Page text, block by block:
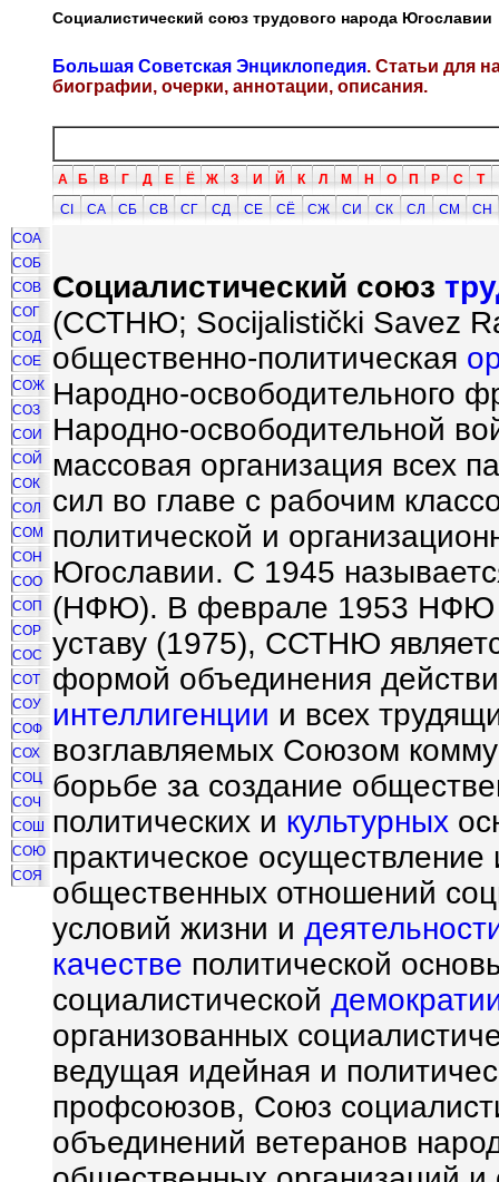
Социалистический союз трудового народа Югославии
Большая Советская Энциклопедия. Статьи для
биографии, очерки, аннотации, описания.
А Б В Г Д Е Ё Ж З И Й К Л М Н О П Р С Т
СI
СА СБ СВ СГ СД СЕ СЁ СЖ СИ СК СЛ СМ
СН
СОА
СОБ
СОВ
СОГ
СОД
СОЕ
СОЖ
СОЗ
СОИ
СОЙ
СОК
СОЛ
СОМ
СОН
СОО
СОП
СОР
СОС
СОТ
СОУ
СОФ
СОХ
СОЦ
СОЧ
СОШ
СОЮ
СОЯ
Социалистический союз
(ССТНЮ; Socijalistički Savez
общественно-политическая
Народно-освободительного
Народно-освободительной
массовая организация всех
сил во главе с рабочим
политической и
Югославии. С 1945
(НФЮ). В феврале 1953 НФЮ
уставу (1975), ССТНЮ
формой объединения
интеллигенции и всех
возглавляемых Союзом
борьбе за создание
политических и культурных
практическое
общественных отношений
условий жизни и
качестве политической
социалистической
организованных
ведущая идейная и
профсоюзов, Союз
объединений ветеранов